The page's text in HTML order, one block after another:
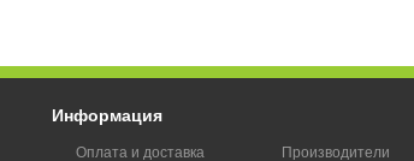
Информация
Оплата и доставка Производители